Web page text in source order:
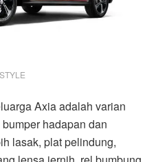
Axia adalah varian
hadapan dan
lasak, plat pelindung,